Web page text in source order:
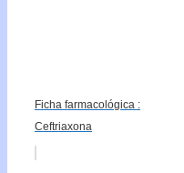
Ficha farmacológica :
Ceftriaxona